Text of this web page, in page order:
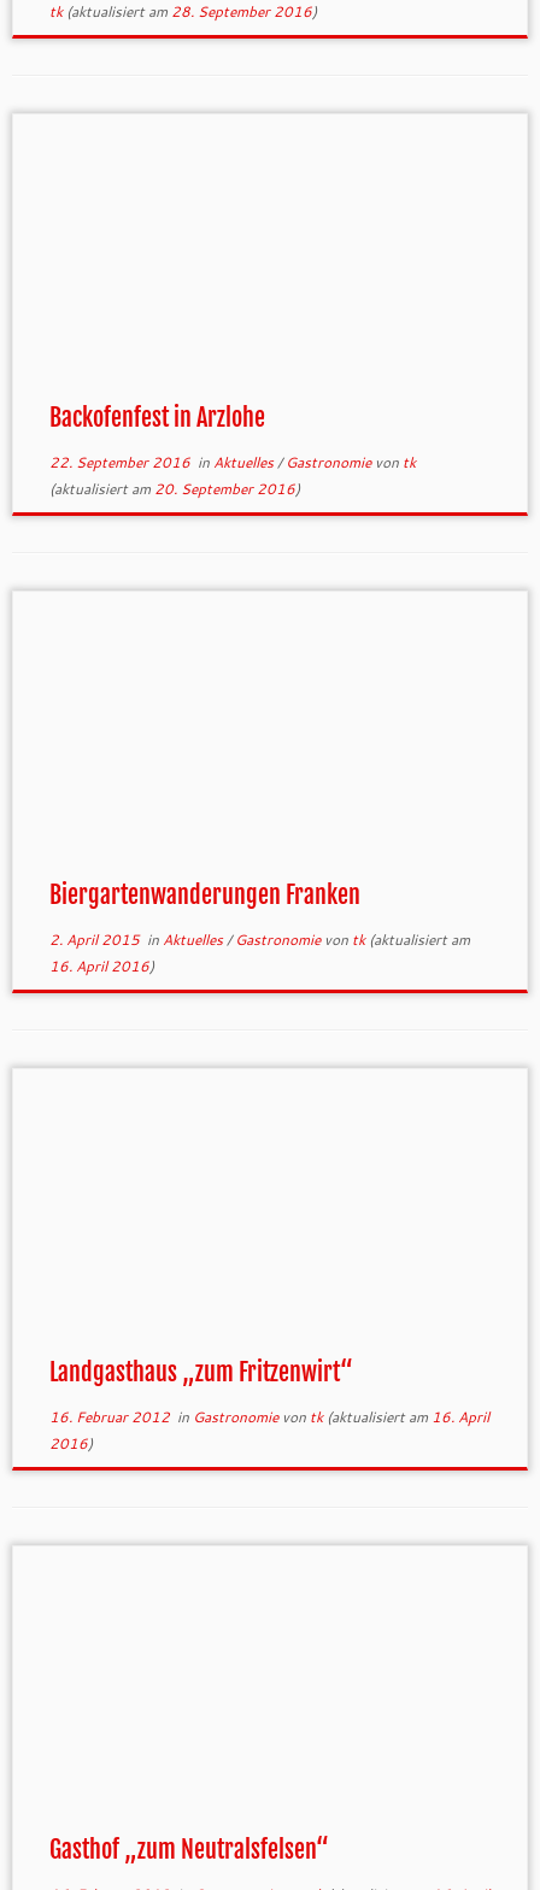
tk(aktualisiert am 28. September 2016)
Backofenfest in Arzlohe
22. September 2016in Aktuelles/Gastronomie von tk
(aktualisiert am 20. September 2016)
Biergartenwanderungen Franken
2. April 2015in Aktuelles/Gastronomie von tk(aktualisiert am
16. April 2016)
Landgasthaus „zum Fritzenwirt“
16. Februar 2012in Gastronomie von tk(aktualisiert am 16. April
2016)
Gasthof „zum Neutralsfelsen“